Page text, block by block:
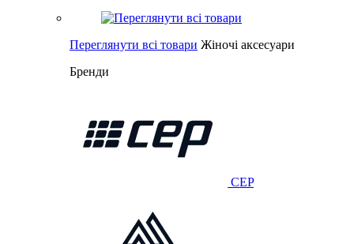
Переглянути всі товари Жіночі аксесуари
Бренди
CEP